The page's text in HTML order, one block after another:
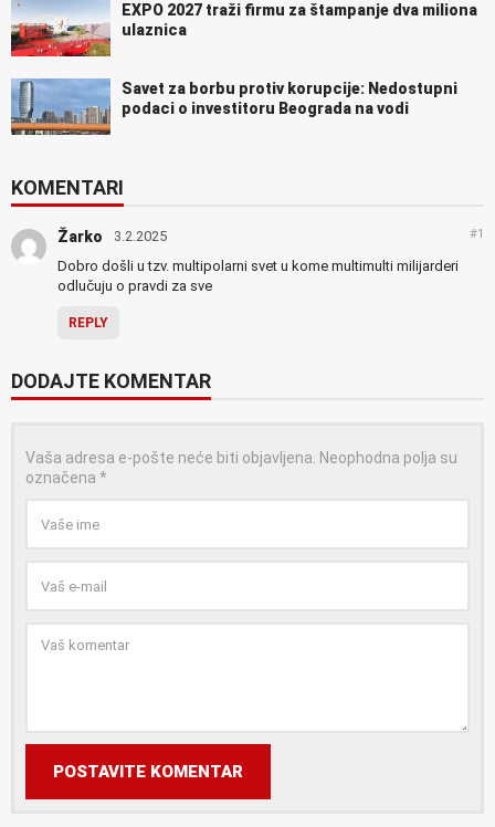
EXPO 2027 traži firmu za štampanje dva miliona
ulaznica
Savet za borbu protiv korupcije: Nedostupni
podaci o investitoru Beograda na vodi
KOMENTARI
Žarko 3.2.2025 #1
Dobro došli u tzv. multipolarni svet u kome multimulti milijarderi
odlučuju o pravdi za sve
REPLY
DODAJTE KOMENTAR
Vaša adresa e-pošte neće biti objavljena. Neophodna polja su
označena *
POSTAVITE KOMENTAR